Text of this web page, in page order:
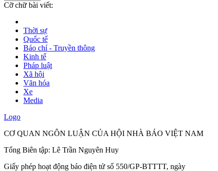
Cỡ chữ bài viết:
Thời sự
Quốc tế
Báo chí - Truyền thông
Kinh tế
Pháp luật
Xã hội
Văn hóa
Xe
Media
Logo
CƠ QUAN NGÔN LUẬN CỦA HỘI NHÀ BÁO VIỆT NAM
Tổng Biên tập: Lê Trần Nguyên Huy
Giấy phép hoạt động báo điện tử số 550/GP-BTTTT, ngày